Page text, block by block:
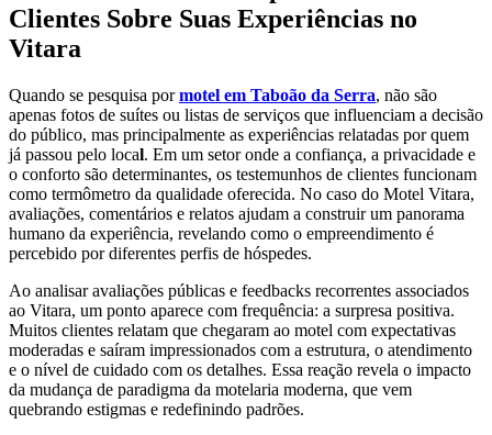
Clientes Sobre Suas Experiências no
Vitara
Quando se pesquisa pormotel em Taboão da Serra, não são
apenas fotos de suítes ou listas de serviços que influenciam a decisão
do público, mas principalmente as experiências relatadas por quem
já passou pelo local. Em um setor onde a confiança, a privacidade e
o conforto são determinantes, os testemunhos de clientes funcionam
como termômetro da qualidade oferecida. No caso do Motel Vitara,
avaliações, comentários e relatos ajudam a construir um panorama
humano da experiência, revelando como o empreendimento é
percebido por diferentes perfis de hóspedes.
Ao analisar avaliações públicas e feedbacks recorrentes associados
ao Vitara, um ponto aparece com frequência: a surpresa positiva.
Muitos clientes relatam que chegaram ao motel com expectativas
moderadas e saíram impressionados com a estrutura, o atendimento
e o nível de cuidado com os detalhes. Essa reação revela o impacto
da mudança de paradigma da motelaria moderna, que vem
quebrando estigmas e redefinindo padrões.